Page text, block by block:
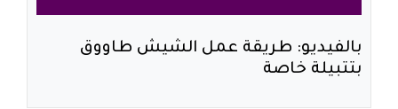
بالفيديو: طريقة عمل الشيش طاووق
بتتبيلة خاصة